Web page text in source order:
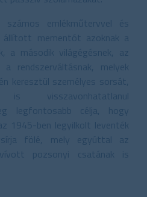
emlékműtervvel és
állított mementót azoknak a
a második világégésnek, az
rendszerváltásnak, melyek
keresztül személyes sorsát,
visszavonhatatlanul
legfontosabb célja, hogy
1945-ben legyilkolt leventék
fölé, mely egyúttal az
pozsonyi csatának is